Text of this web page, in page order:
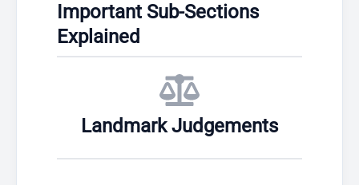
Important Sub-Sections
Explained
Landmark Judgements